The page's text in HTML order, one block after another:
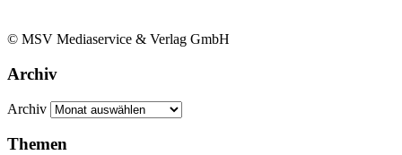
© MSV Mediaservice & Verlag GmbH
Archiv
Archiv
Themen